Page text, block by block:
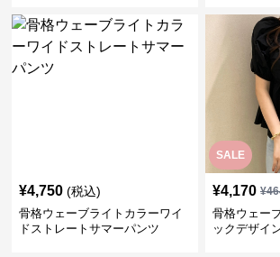
¥4,750 (税込)
骨格ウェーブライトカラーワイ
ドストレートサマーパンツ
SALE
¥4,170 ¥
骨格ウェー
ックデザイ